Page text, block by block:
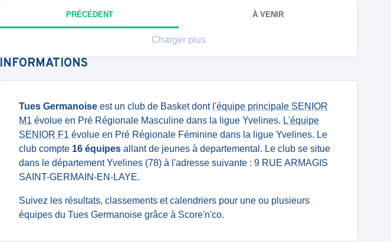
PRÉCÉDENT À VENIR
Charger plus
INFORMATIONS
Tues Germanoise est un club de Basket dont l'équipe principale SENIOR
M1 évolue en Pré Régionale Masculine dans la ligue Yvelines. L'équipe
SENIOR F1 évolue en Pré Régionale Féminine dans la ligue Yvelines. Le
club compte 16 équipes allant de jeunes à departemental. Le club se situe
dans le département Yvelines (78) à l'adresse suivante : 9 RUE ARMAGIS
SAINT-GERMAIN-EN-LAYE.
Suivez les résultats, classements et calendriers pour une ou plusieurs
équipes du Tues Germanoise grâce à Score'n'co.